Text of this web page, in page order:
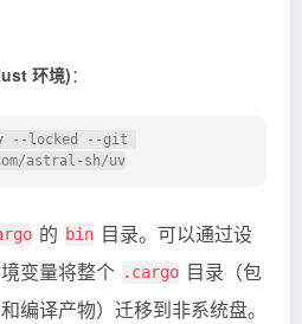
环境)：
--locked --git
的 bin 目录。可以通过设
变量将整个 .cargo 目录（包
和编译产物）迁移到非系统盘。